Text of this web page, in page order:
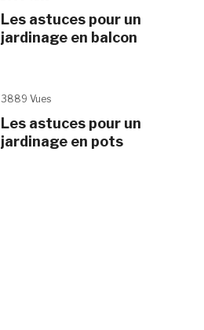
Les astuces pour un
jardinage en balcon
3889 Vues
Les astuces pour un
jardinage en pots